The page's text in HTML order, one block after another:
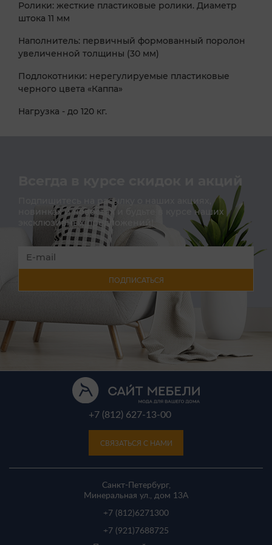
Ролики: жесткие пластиковые ролики. Диаметр
штока 11 мм
Наполнитель: первичный формованный поролон
увеличенной толщины (30 мм)
Подлокотники: нерегулируемые пластиковые
черного цвета «Каппа»
Нагрузка - до 120 кг.
Всегда в курсе скидок и акций
Подпишитесь на расылку о наших акциях,
новинках и новостях и будьте в курсе наших
эксклюзивных предложений!
ПОДПИСАТЬСЯ
+7 (812) 627-13-00
СВЯЗАТЬСЯ С НАМИ
Санкт-Петербург,
Минеральная ул., дом 13A
+7 (812)6271300
+7 (921) 7688725